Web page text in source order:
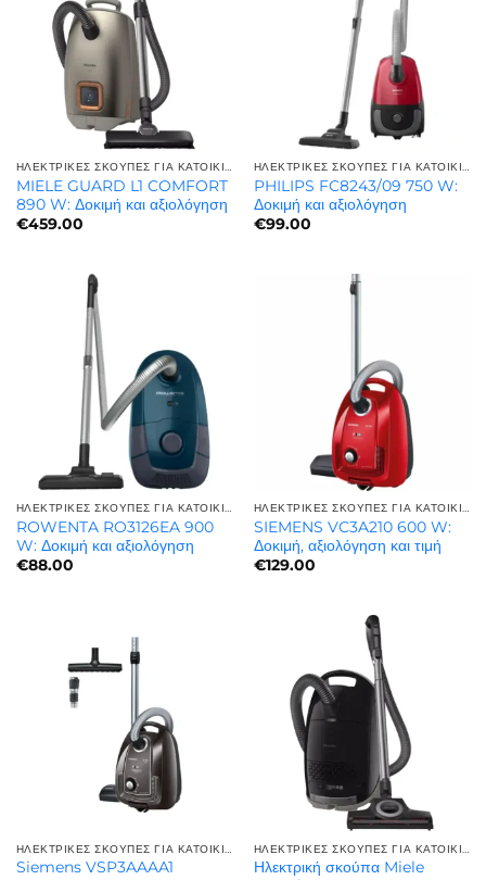
ΗΛΕΚΤΡΙΚΈΣ ΣΚΟΎΠΕΣ ΓΙΑ ΚΑΤΟΙΚΊΔΙΑ | ΓΙΑ ΤΡΊΧΕΣ ΚΑΤΟΙΚΙΔΊΩΝ
MIELE GUARD L1 COMFORT
890 W: Δοκιμή και αξιολόγηση
€459.00
ΗΛΕΚΤΡΙΚΈΣ ΣΚΟΎΠΕΣ ΓΙΑ ΚΑΤΟΙΚΊΔΙΑ | ΓΙΑ ΤΡΊΧΕΣ ΚΑΤΟΙΚΙΔΊΩΝ
PHILIPS FC8243/09 750 W:
Δοκιμή και αξιολόγηση
€99.00
ΗΛΕΚΤΡΙΚΈΣ ΣΚΟΎΠΕΣ ΓΙΑ ΚΑΤΟΙΚΊΔΙΑ | ΓΙΑ ΤΡΊΧΕΣ ΚΑΤΟΙΚΙΔΊΩΝ
ROWENTA RO3126EA 900
W: Δοκιμή και αξιολόγηση
€88.00
ΗΛΕΚΤΡΙΚΈΣ ΣΚΟΎΠΕΣ ΓΙΑ ΚΑΤΟΙΚΊΔΙΑ | ΓΙΑ ΤΡΊΧΕΣ ΚΑΤΟΙΚΙΔΊΩΝ
SIEMENS VC3A210 600 W:
Δοκιμή, αξιολόγηση και τιμή
€129.00
ΗΛΕΚΤΡΙΚΈΣ ΣΚΟΎΠΕΣ ΓΙΑ ΚΑΤΟΙΚΊΔΙΑ | ΓΙΑ ΤΡΊΧΕΣ ΚΑΤΟΙΚΙΔΊΩΝ
Siemens VSP3AAAA1
ΗΛΕΚΤΡΙΚΈΣ ΣΚΟΎΠΕΣ ΓΙΑ ΚΑΤΟΙΚΊΔΙΑ | ΓΙΑ ΤΡΊΧΕΣ ΚΑΤΟΙΚΙΔΊΩΝ
Ηλεκτρική σκούπα Miele